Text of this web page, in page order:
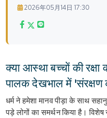
2026年05月14日 17:30
क्या आस्था बच्चों की
पालक देखभाल में 'संरक्षण
धर्म ने हमेशा मानव पीड़ा के साथ
पड़े लोगों का समर्थन किया है।